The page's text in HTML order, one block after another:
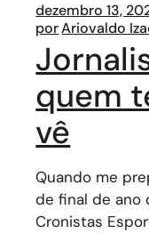
dezembro 13,
porAriovaldo
quem
vê
Quando me
de final de ano
Cronistas